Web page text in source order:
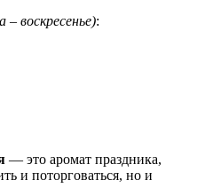
– воскресенье):
— это аромат праздника,
и поторговаться, но и